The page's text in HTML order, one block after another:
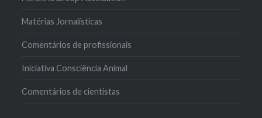
Matérias Jornalísticas
Comentários de profissionais
Iniciativa Consciência Animal
Comentários de cientistas